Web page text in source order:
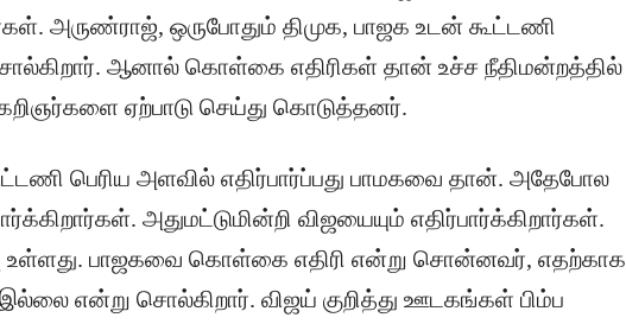
அருண்ராஜ், ஒருபோதும் திமுக, பாஜக உடன் கூட்டணி
ஆனால் கொள்கை எதிரிகள் தான் உச்ச நீதிமன்றத்தில்
ஏற்பாடு செய்து கொடுத்தனர்.
பெரிய அளவில் எதிர்பார்ப்பது பாமகவை தான். அதேபோல
அதுமட்டுமின்றி விஜயையும் எதிர்பார்க்கிறார்கள்.
உள்ளது. பாஜகவை கொள்கை எதிரி என்று சொன்னவர், எதற்காக
என்று சொல்கிறார். விஜய் குறித்து ஊடகங்கள் பிம்ப